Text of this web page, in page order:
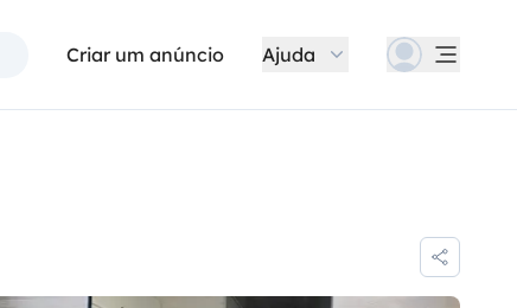
Criar um anúncio Ajuda